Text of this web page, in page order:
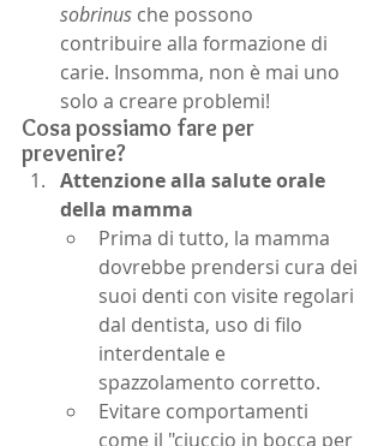
sobrinus che possono
contribuire alla formazione di
carie. Insomma, non è mai uno
solo a creare problemi!
Cosa possiamo fare per
prevenire?
Attenzione alla salute orale
della mamma
Prima di tutto, la mamma
dovrebbe prendersi cura dei
suoi denti con visite regolari
dal dentista, uso di filo
interdentale e
spazzolamento corretto.
Evitare comportamenti
come il "ciuccio in bocca per